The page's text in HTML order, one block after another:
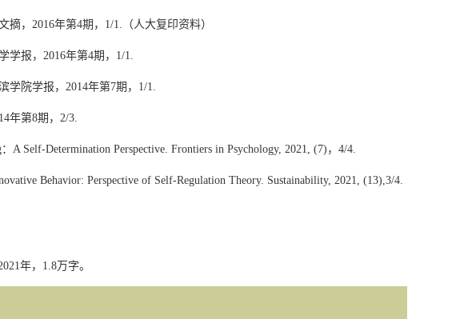
摘， 2016年第4期， 1/1. （人大复印资料）
学报， 2016年第4期， 1/1.
学院学报， 2014年第7期， 1/1.
年第8期， 2/3.
： A Self-Determination Perspective. Frontiers in Psychology, 2021, (7) ， 4/4.
Behavior: Perspective of Self-Regulation Theory. Sustainability, 2021, (13),3/4.
年， 1.8万字。